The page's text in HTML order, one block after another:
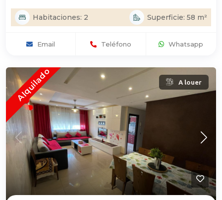
Habitaciones: 2 Superficie: 58 m²
Email Teléfono Whatsapp
Alquilado A louer